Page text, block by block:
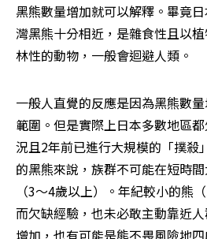
黑熊數量增加就可以解釋。畢竟
灣黑熊十分相近，是雜食性且以
林性的動物，一般會迴避人類。
一般人直覺的反應是因為黑熊數
範圍。但是實際上日本多數地區
況且2年前已進行大規模的「撲殺
的黑熊來說，族群不可能在短時
（3～4歲以上）。年紀較小的熊
而欠缺經驗，也未必敢主動靠近